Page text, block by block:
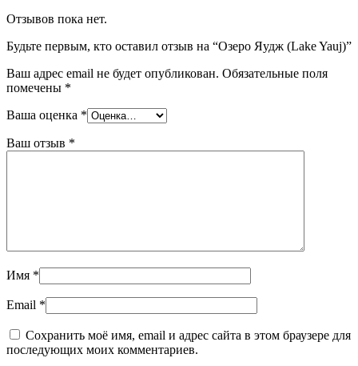
Отзывов пока нет.
Будьте первым, кто оставил отзыв на “Озеро Яудж (Lake Yauj)”
Ваш адрес email не будет опубликован. Обязательные поля
помечены *
Ваша оценка *
Ваш отзыв *
Имя *
Email *
Сохранить моё имя, email и адрес сайта в этом браузере для
последующих моих комментариев.